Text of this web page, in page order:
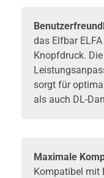
das Elfbar
Knopfdruck.
sorgt für
als auch DL-
Maximale
Kompatibel mit